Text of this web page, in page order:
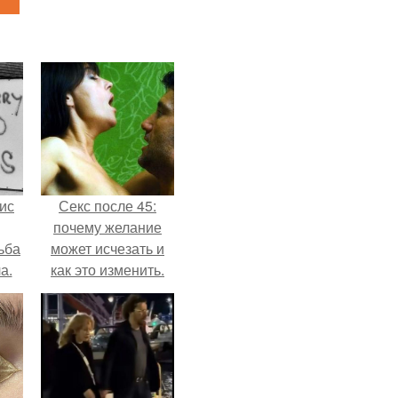
Секс после 45:
почему желание
может исчезать и
как это изменить.